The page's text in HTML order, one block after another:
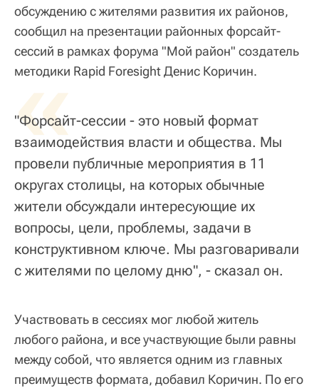
обсуждению с жителями развития их районов,
сообщил на презентации районных форсайт-
сессий в рамках форума "Мой район" создатель
методики Rapid Foresight Денис Коричин.
«
"Форсайт-сессии - это новый формат
взаимодействия власти и общества. Мы
провели публичные мероприятия в 11
округах столицы, на которых обычные
жители обсуждали интересующие их
вопросы, цели, проблемы, задачи в
конструктивном ключе. Мы разговаривали
с жителями по целому дню", - сказал он.
Участвовать в сессиях мог любой житель
любого района, и все участвующие были равны
между собой, что является одним из главных
преимуществ формата, добавил Коричин. По его